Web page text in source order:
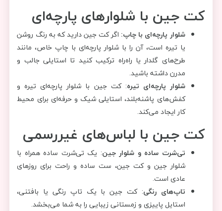
کت جین با شلوارهای پارچه‌ای
شلوار پارچه‌ای با چاپ: اگر کت جین دارید که به رنگ روشن
یا تیره است، آن را با شلوار پارچه‌ای با چاپ خاص، مانند
طرح‌های گلدار یا راه‌راه ترکیب کنید تا استایلی جالب و
مدرن داشته باشید.
شلوار پارچه‌ای تیره: کت جین با شلوار پارچه‌ای تیره و
کفش‌های پاشنه‌بلند، استایلی شیک و حرفه‌ای برای محیط
کار ایجاد می‌کند.
کت جین با لباس‌های غیررسمی
تی‌شرت ساده و شلوار جین: یک تی‌شرت ساده همراه با
شلوار جین و کت جین، ست ساده و راحت برای روزهای
عادی است.
تاپ‌های رنگی: کت جین با یک تاپ رنگی یا بافتنی،
استایل پاییزی و زمستانی زیبایی را به شما می‌بخشد.